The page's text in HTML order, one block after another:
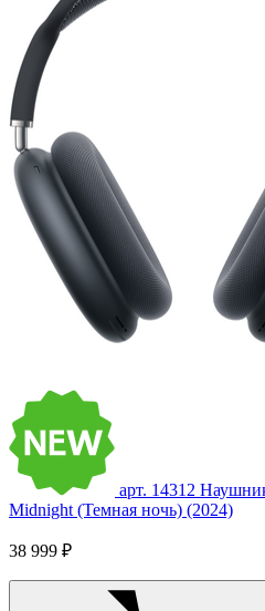
арт. 14312
Midnight (Темная ночь) (2024)
38 999 ₽